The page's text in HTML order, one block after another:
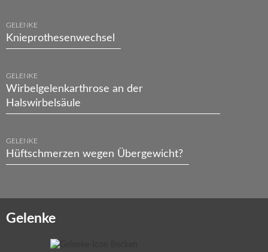
GELENKE
Knieprothesenwechsel
GELENKE
Wirbelgelenkarthrose an der
Halswirbelsäule
GELENKE
Hüftschmerzen wegen Übergewicht?
Gelenke